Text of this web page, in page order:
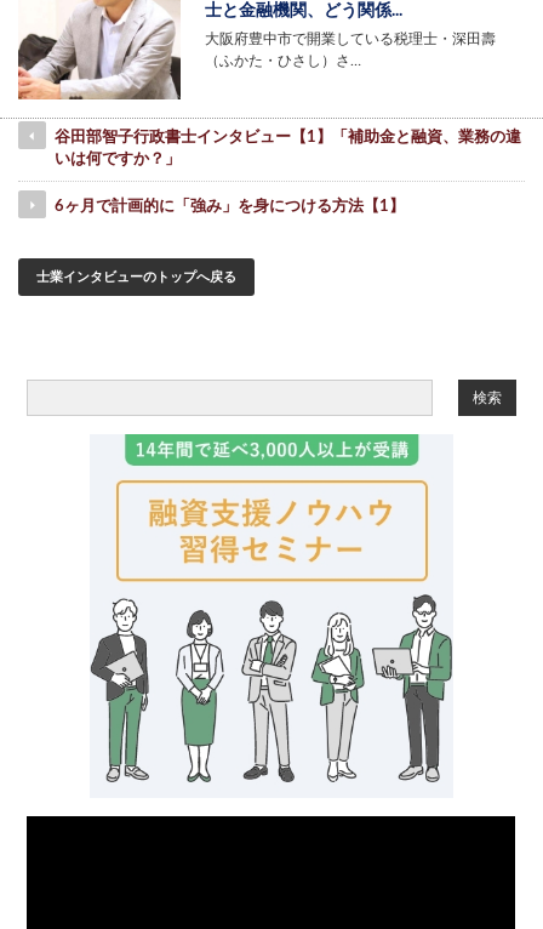
士と金融機関、どう関係...
大阪府豊中市で開業している税理士・深田壽
（ふかた・ひさし）さ…
谷田部智子行政書士インタビュー【1】「補助金と融資、業務の違
いは何ですか？」
6ヶ月で計画的に「強み」を身につける方法【1】
士業インタビューのトップへ戻る